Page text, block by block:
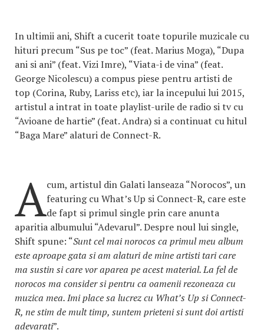
In ultimii ani, Shift a cucerit toate topurile muzicale cu
hituri precum “Sus pe toc” (feat. Marius Moga), “Dupa
ani si ani” (feat. Vizi Imre), “Viata-i de vina” (feat.
George Nicolescu) a compus piese pentru artisti de
top (Corina, Ruby, Lariss etc), iar la incepului lui 2015,
artistul a intrat in toate playlist-urile de radio si tv cu
“Avioane de hartie” (feat. Andra) si a continuat cu hitul
“Baga Mare” alaturi de Connect-R.
Acum, artistul din Galati lanseaza “Norocos”, un
featuring cu What’s Up si Connect-R, care este
de fapt si primul single prin care anunta
aparitia albumului “Adevarul”. Despre noul lui single,
Shift spune: “Sunt cel mai norocos ca primul meu album
este aproape gata si am alaturi de mine artisti tari care
ma sustin si care vor aparea pe acest material. La fel de
norocos ma consider si pentru ca oamenii rezoneaza cu
muzica mea. Imi place sa lucrez cu What’s Up si Connect-
R, ne stim de mult timp, suntem prieteni si sunt doi artisti
adevarati”.